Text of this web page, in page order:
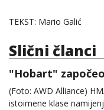
TEKST: Mario Galić
Slični članci
"Hobart"
(Foto: AWD Alliance)
istoimene klase